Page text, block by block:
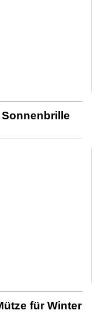
für Winter